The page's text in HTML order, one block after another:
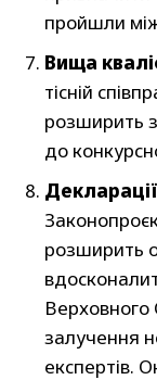
пройшли
Вища
тісній
розширить
до
розширить
залучення
експертів.